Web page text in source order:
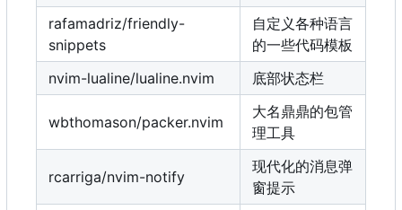
rafamadriz/friendly-
snippets
自定义各种语言
的一些代码模板
nvim-lualine/lualine.nvim
底部状态栏
wbthomason/packer.nvim
大名鼎鼎的包管
理工具
rcarriga/nvim-notify
现代化的消息弹
窗提示